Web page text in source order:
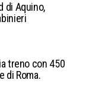
di Aquino,
treno con 450
di Roma.